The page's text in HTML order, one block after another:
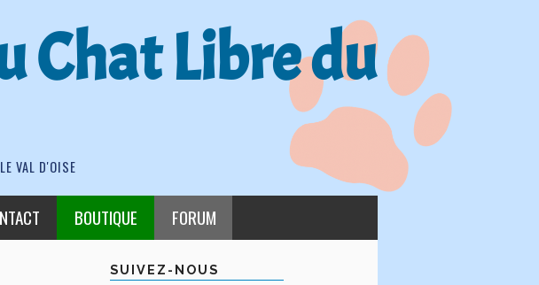
Chat Libre du
VAL D'OISE
BOUTIQUE FORUM
SUIVEZ-NOUS